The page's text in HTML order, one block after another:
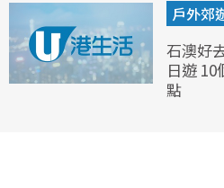
戶外郊
石澳好
日遊
點